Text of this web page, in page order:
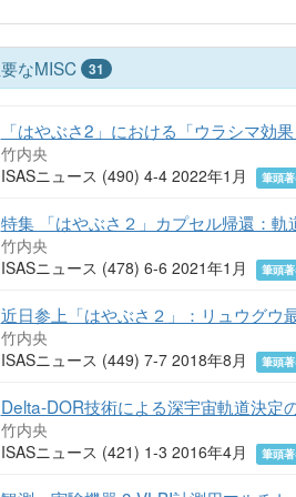
なMISC 31
「はやぶさ2」における「ウラシマ効
竹内央
ISASニュース (490) 4-4 2022年1月
筆頭
特集 「はやぶさ２」カプセル帰還：軌
竹内央
ISASニュース (478) 6-6 2021年1月
筆頭
近日参上「はやぶさ２」：リュウグウ
竹内央
ISASニュース (449) 7-7 2018年8月
筆頭
Delta-DOR技術による深宇宙軌道決定
竹内央
ISASニュース (421) 1-3 2016年4月
筆頭